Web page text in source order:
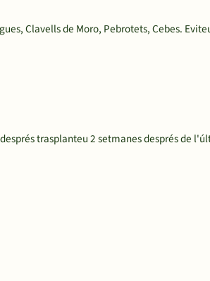
Clavells de Moro, Pebrotets, Cebes.
trasplanteu 2 setmanes després de